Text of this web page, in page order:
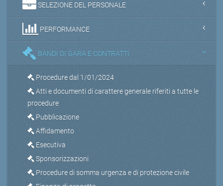
SELEZIONE DEL PERSONALE
PERFORMANCE
BANDI DI GARA E CONTRATTI
Procedure dal 1/01/2024
Atti e documenti di carattere generale riferiti a tutte le
procedure
Pubblicazione
Affidamento
Esecutiva
Sponsorizzazioni
Procedure di somma urgenza e di protezione civile